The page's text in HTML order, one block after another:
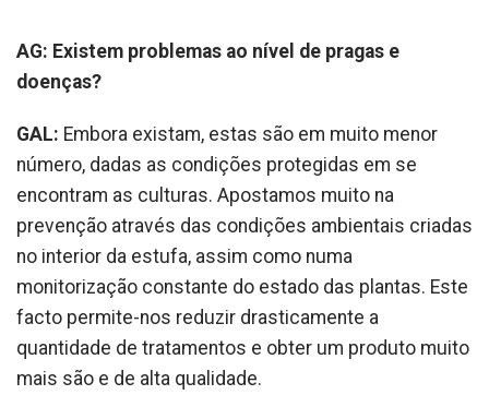
AG: Existem problemas ao nível de pragas e
doenças?
GAL: Embora existam, estas são em muito menor
número, dadas as condições protegidas em se
encontram as culturas. Apostamos muito na
prevenção através das condições ambientais criadas
no interior da estufa, assim como numa
monitorização constante do estado das plantas. Este
facto permite-nos reduzir drasticamente a
quantidade de tratamentos e obter um produto muito
mais são e de alta qualidade.